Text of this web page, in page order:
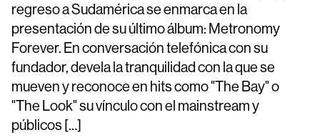
regreso a Sudamérica se enmarca en la
presentación de su último álbum: Metronomy
Forever. En conversación telefónica con su
fundador, devela la tranquilidad con la que se
mueven y reconoce en hits como "The Bay" o
"The Look" su vínculo con el mainstream y
públicos […]